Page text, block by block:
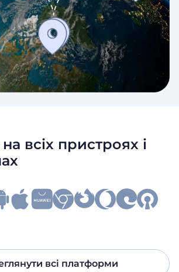
всіх пристроях і
всі платформи